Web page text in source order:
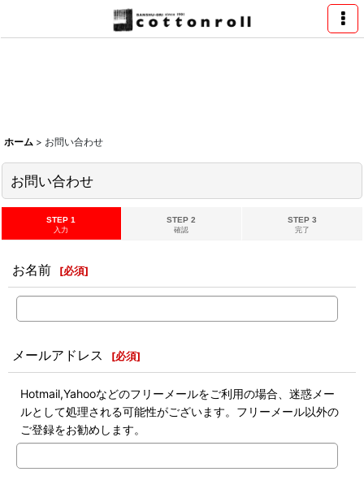
ホーム > お問い合わせ
お問い合わせ
STEP 1
入力
STEP 2
確認
STEP 3
完了
お名前 [必須]
メールアドレス [必須]
Hotmail,Yahooなどのフリーメールをご利用の場合、迷惑メー
ルとして処理される可能性がございます。フリーメール以外の
ご登録をお勧めします。